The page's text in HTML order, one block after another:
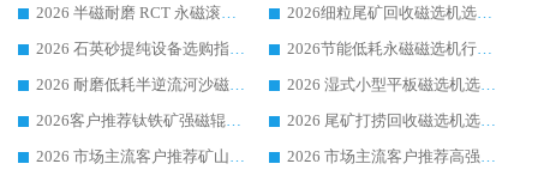
2026 半磁耐磨 RCT 永磁滚筒选购指南，临朐源头生产厂家华体会手机网页版-华体会(中国) 实测分享
2026细粒尾矿回收磁选机选购指南 产业集群优质生产厂家华体会手机网页版-华体会(中国) 解析
2026 石英砂提纯设备选购指南：华体会手机网页版-华体会(中国) 提纯磁选机厂家综合解读
2026节能低耗永磁磁选机行业优选标杆 临朐华体会手机网页版-华体会(中国) 专业生产厂家
2026 耐磨低耗半逆流河沙磁选机选购指南 临朐产业集群源头厂华体会手机网页版-华体会(中国) 详细解析
2026 湿式小型平板磁选机选矿适配设备 临朐华体会手机网页版-华体会(中国) 实体生产厂家直供
2026客户推荐钛铁矿强磁辊式磁选机，临朐靠谱生产厂家华体会手机网页版-华体会(中国) 详解
2026 尾矿打捞回收磁选机选购 主流市场推荐实力生产厂家
2026 市场主流客户推荐矿山磁选机靠谱生产厂家选华体会手机网页版-华体会(中国)
2026 市场主流客户推荐高强磁高效磁选机靠谱生产厂家